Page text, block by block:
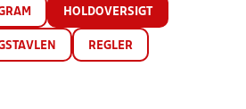
HOLDOVERSIGT
REGLER